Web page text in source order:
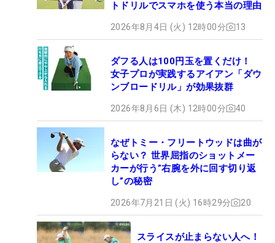
トドリルでスマホを使う本当の理由
2026年8月4日 (火) 12時00分 13
ダフる人は100円玉を置くだけ！
女子プロが実践するアイアン「ダウ
ンブロードリル」が効果抜群
2026年8月6日 (木) 12時00分 40
なぜトミー・フリートウッドは曲が
らない？ 世界屈指のショットメー
カーが行う”右腕を外に回す切り返
し”の秘密
2026年7月21日 (火) 16時29分 20
スライスが止まらない人へ！